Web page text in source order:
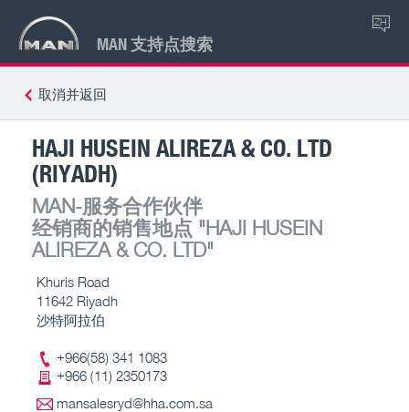
MAN 支持点搜索
ZH
取消并返回
HAJI HUSEIN ALIREZA & CO. LTD
(RIYADH)
MAN-服务合作伙伴
经销商的销售地点 "HAJI HUSEIN
ALIREZA & CO. LTD"
Khuris Road
11642 Riyadh
沙特阿拉伯
+966(58) 341 1083
+966 (11) 2350173
mansalesryd@hha.com.sa